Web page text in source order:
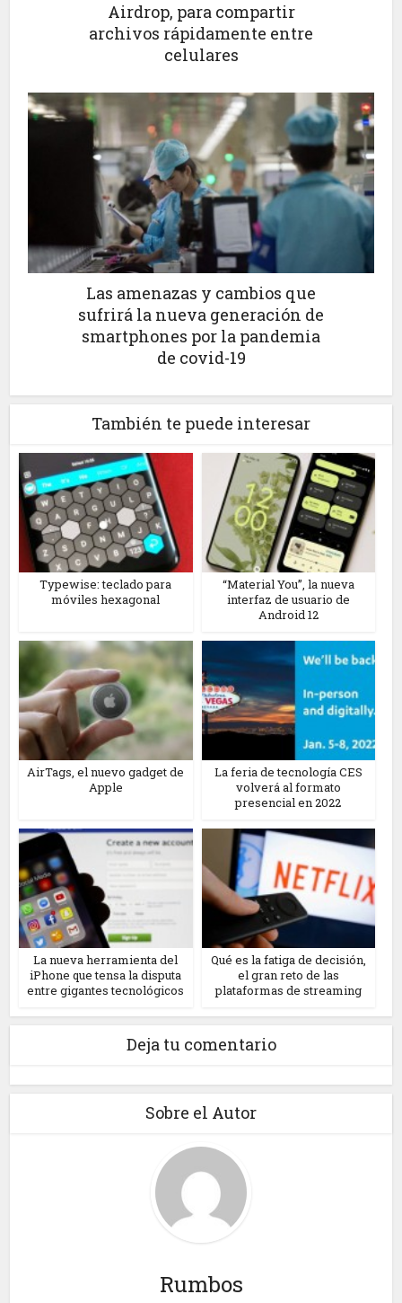
Airdrop, para compartir
archivos rápidamente entre
celulares
Las amenazas y cambios que
sufrirá la nueva generación de
smartphones por la pandemia
de covid-19
También te puede interesar
Typewise: teclado para
móviles hexagonal
“Material You”, la nueva
interfaz de usuario de
Android 12
AirTags, el nuevo gadget de
Apple
La feria de tecnología CES
volverá al formato
presencial en 2022
La nueva herramienta del
iPhone que tensa la disputa
entre gigantes tecnológicos
Qué es la fatiga de decisión,
el gran reto de las
plataformas de streaming
Deja tu comentario
Sobre el Autor
Rumbos